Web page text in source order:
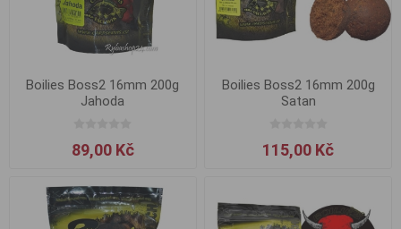
Boilies Boss2 16mm 200g
Jahoda
89,00 Kč
Boilies Boss2 16mm 200g
Satan
115,00 Kč